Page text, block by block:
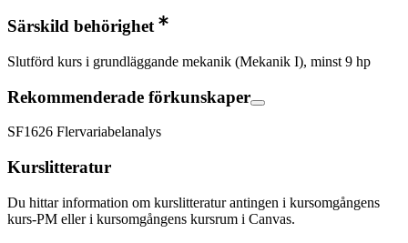
Särskild behörighet
Slutförd kurs i grundläggande mekanik (Mekanik I), minst 9 hp
Rekommenderade förkunskaper
SF1626 Flervariabelanalys
Kurslitteratur
Du hittar information om kurslitteratur antingen i kursomgångens
kurs-PM eller i kursomgångens kursrum i Canvas.